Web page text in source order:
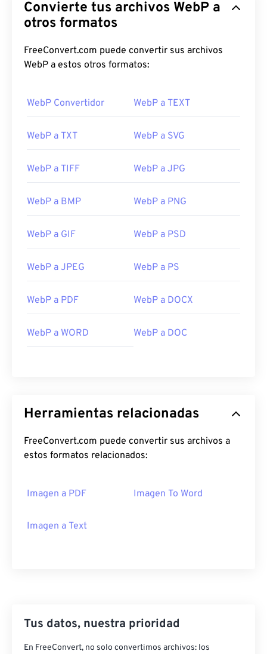
Convierte tus archivos WebP a
otros formatos
FreeConvert.com puede convertir sus archivos
WebP a estos otros formatos:
WebP Convertidor WebP a TEXT
WebP a TXT WebP a SVG
WebP a TIFF WebP a JPG
WebP a BMP WebP a PNG
WebP a GIF WebP a PSD
WebP a JPEG WebP a PS
WebP a PDF WebP a DOCX
WebP a WORD WebP a DOC
Herramientas relacionadas
FreeConvert.com puede convertir sus archivos a
estos formatos relacionados:
Imagen a PDF Imagen To Word
Imagen a Text
Tus datos, nuestra prioridad
En FreeConvert, no solo convertimos archivos: los